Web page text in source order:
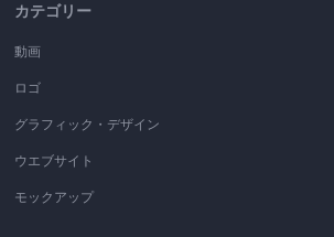
カテゴリー
動画
ロゴ
グラフィック・デザイン
ウエブサイト
モックアップ